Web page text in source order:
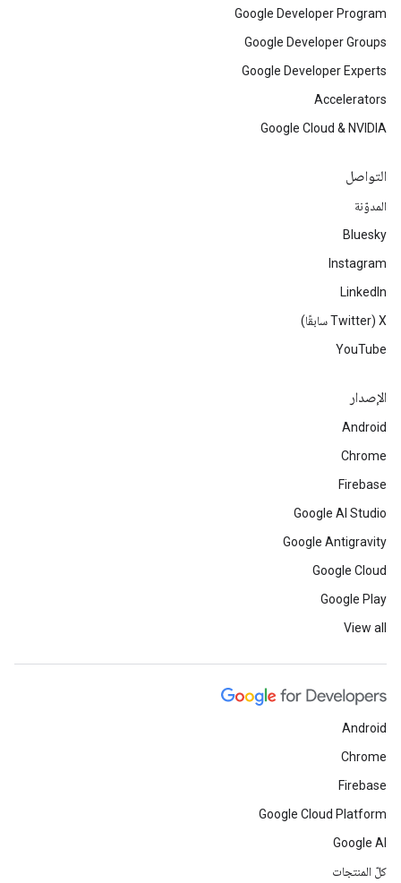
Google Developer Program
Google Developer Groups
Google Developer Experts
Accelerators
Google Cloud & NVIDIA
التواصل
المدوّنة
Bluesky
Instagram
LinkedIn
‫X ‏(Twitter سابقًا)
YouTube
الإصدار
Android
Chrome
Firebase
Google AI Studio
Google Antigravity
Google Cloud
Google Play
View all
Android
Chrome
Firebase
Google Cloud Platform
Google AI
كلّ المنتجات